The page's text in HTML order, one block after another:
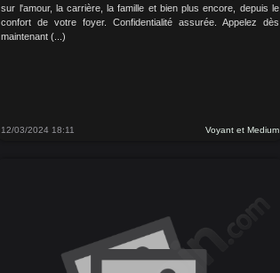
sur l'amour, la carrière, la famille et bien plus encore, depuis le
confort de votre foyer. Confidentialité assurée. Appelez dès
maintenant (...)
12/03/2024 18:11 Voyant et Medium